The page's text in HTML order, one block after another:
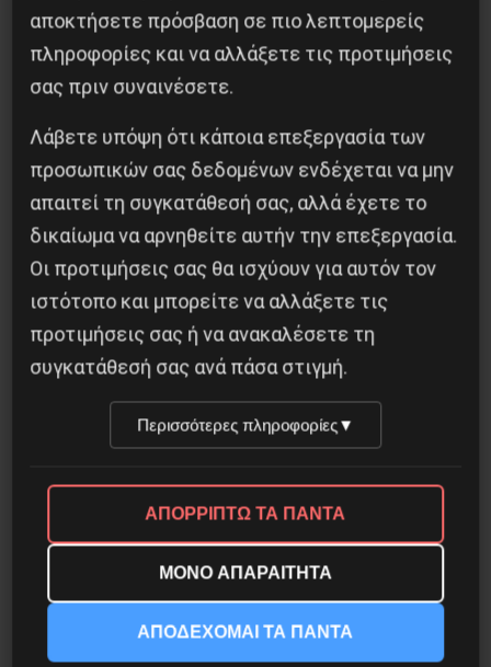
Η Eπανάσταση της 19 Ιουλίου 1936 στην
Iσπανία
5 Αυγούστου 2026
Besa, το νέο πολιτικό μανιφέστο του Ράμα
5 Αυγούστου 2026
αποκτήσετε πρόσβαση σε πιο λεπτομερείς
πληροφορίες και να αλλάξετε τις προτιμήσεις
σας πριν συναινέσετε.
Λάβετε υπόψη ότι κάποια επεξεργασία των
προσωπικών σας δεδομένων ενδέχεται να μην
απαιτεί τη συγκατάθεσή σας, αλλά έχετε το
δικαίωμα να αρνηθείτε αυτήν την επεξεργασία.
Οι προτιμήσεις σας θα ισχύουν για αυτόν τον
ιστότοπο και μπορείτε να αλλάξετε τις
προτιμήσεις σας ή να ανακαλέσετε τη
συγκατάθεσή σας ανά πάσα στιγμή.
Περισσότερες πληροφορίες▼
ΑΠΟΡΡΙΠΤΩ ΤΑ ΠΑΝΤΑ
ΜΟΝΟ ΑΠΑΡΑΙΤΗΤΑ
ΑΠΟΔΕΧΟΜΑΙ ΤΑ ΠΑΝΤΑ